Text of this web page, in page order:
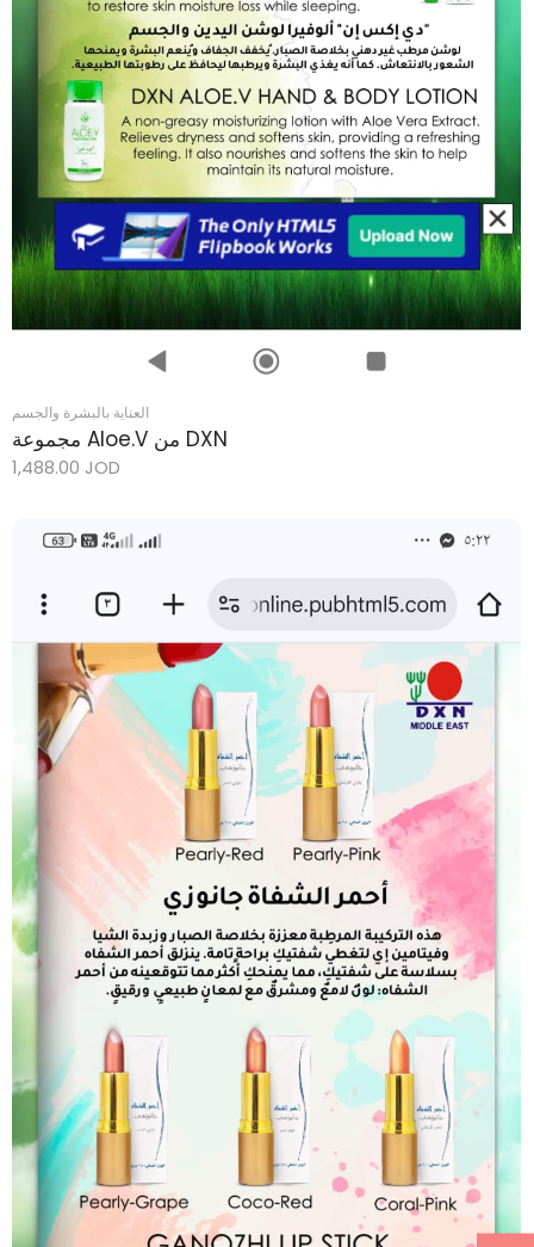
العناية بالبشرة والجسم
مجموعة Aloe.V من DXN
1,488.00 JOD
Add to Cart